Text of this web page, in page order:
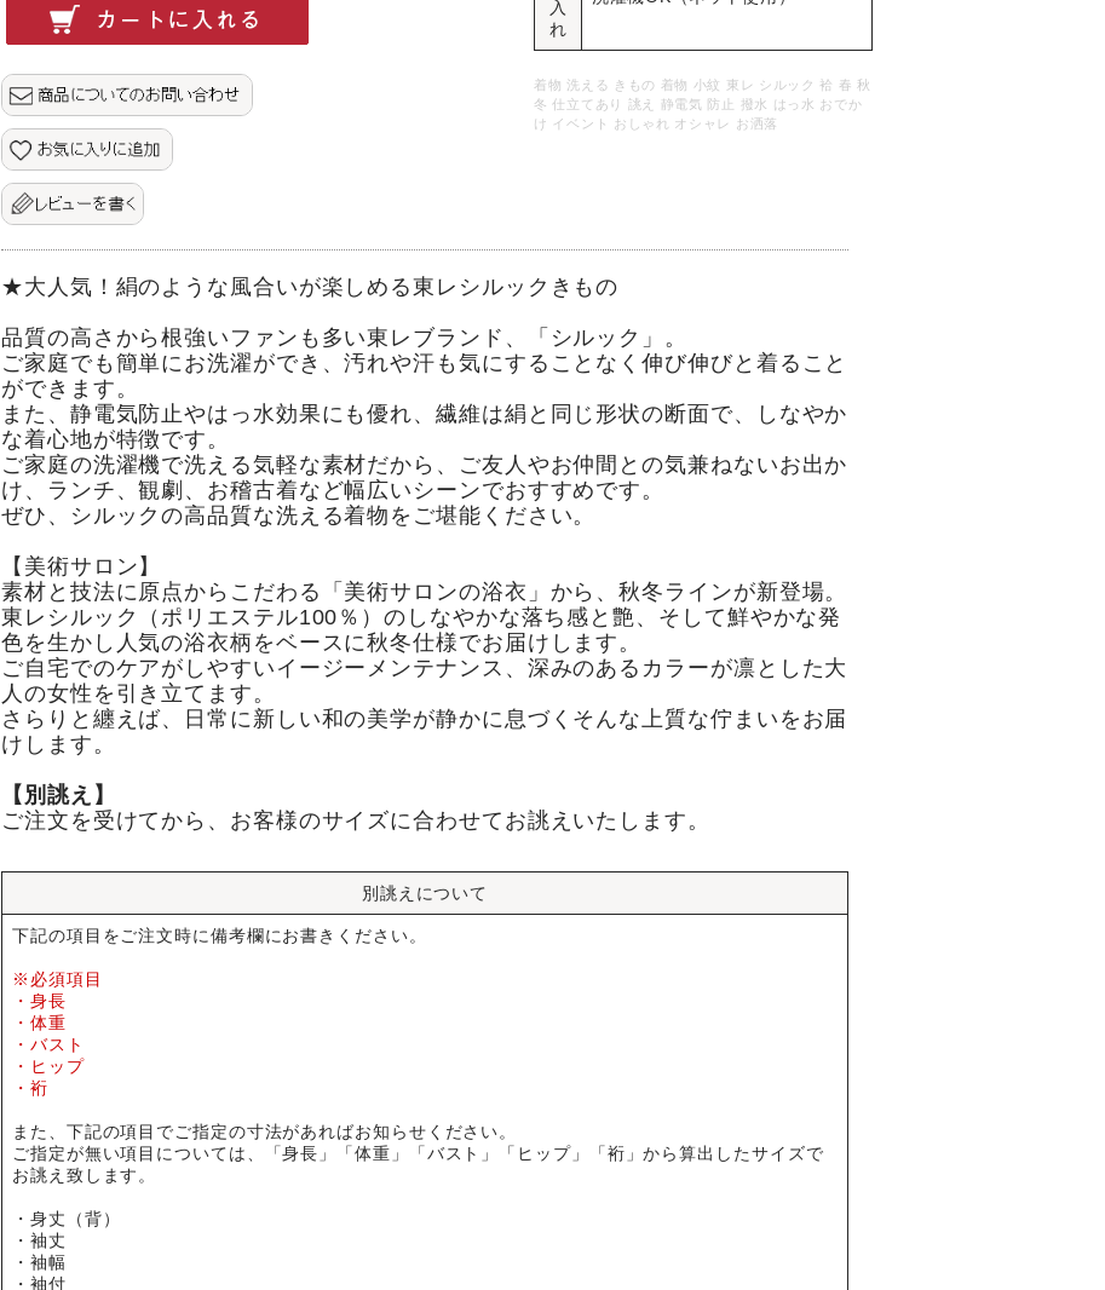
入
れ
着物 洗える きもの 着物 小紋 東レ シルック 袷 春 秋
冬 仕立てあり 誂え 静電気 防止 撥水 はっ水 おでか
け イベント おしゃれ オシャレ お洒落
★大人気！絹のような風合いが楽しめる東レシルックきもの
品質の高さから根強いファンも多い東レブランド、「シルック」。
ご家庭でも簡単にお洗濯ができ、汚れや汗も気にすることなく伸び伸びと着ること
ができます。
また、静電気防止やはっ水効果にも優れ、繊維は絹と同じ形状の断面で、しなやか
な着心地が特徴です。
ご家庭の洗濯機で洗える気軽な素材だから、ご友人やお仲間との気兼ねないお出か
け、ランチ、観劇、お稽古着など幅広いシーンでおすすめです。
ぜひ、シルックの高品質な洗える着物をご堪能ください。
【美術サロン】
素材と技法に原点からこだわる「美術サロンの浴衣」から、秋冬ラインが新登場。
東レシルック（ポリエステル100％）のしなやかな落ち感と艶、そして鮮やかな発
色を生かし人気の浴衣柄をベースに秋冬仕様でお届けします。
ご自宅でのケアがしやすいイージーメンテナンス、深みのあるカラーが凛とした大
人の女性を引き立てます。
さらりと纏えば、日常に新しい和の美学が静かに息づくそんな上質な佇まいをお届
けします。
【別誂え】
ご注文を受けてから、お客様のサイズに合わせてお誂えいたします。
別誂えについて
下記の項目をご注文時に備考欄にお書きください。
※必須項目
・身長
・体重
・バスト
・ヒップ
・裄
また、下記の項目でご指定の寸法があればお知らせください。
ご指定が無い項目については、「身長」「体重」「バスト」「ヒップ」「裄」から算出したサイズで
お誂え致します。
・身丈（背）
・袖丈
・袖幅
・袖付